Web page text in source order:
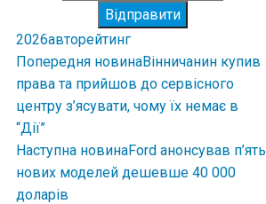
Відправити
2026авторейтинг
Попередня новинаВінничанин купив
права та прийшов до сервісного
центру з’ясувати, чому їх немає в
“Дії”
Наступна новинаFord анонсував п’ять
нових моделей дешевше 40 000
доларів